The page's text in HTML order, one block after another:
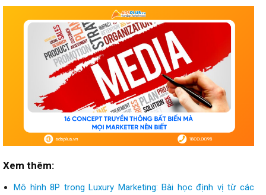
Xem thêm:
Mô hình 8P trong Luxury Marketing: Bài học định vị từ các